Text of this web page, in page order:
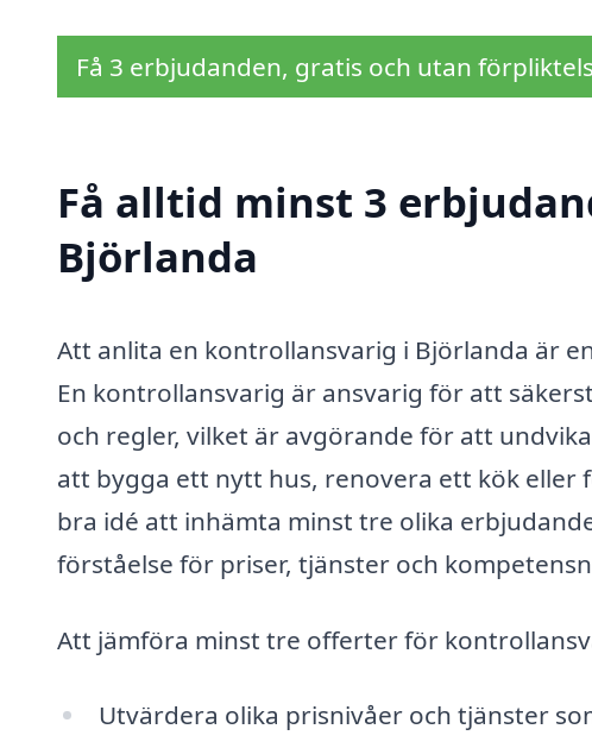
Få 3 erbjudanden, gratis och utan
Få alltid minst 3
Björlanda
Att anlita en kontrollansvarig i Björlanda är
En kontrollansvarig är ansvarig för att
och regler, vilket är avgörande för att
att bygga ett nytt hus, renovera ett kök eller
bra idé att inhämta minst tre olika
förståelse för priser, tjänster och
Att jämföra minst tre offerter för
Utvärdera olika prisnivåer och tjänster